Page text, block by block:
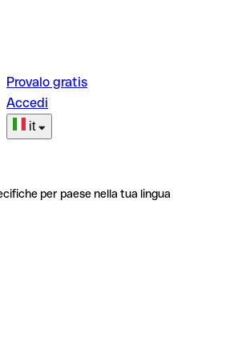
Provalo gratis
Accedi
it
per paese nella tua lingua